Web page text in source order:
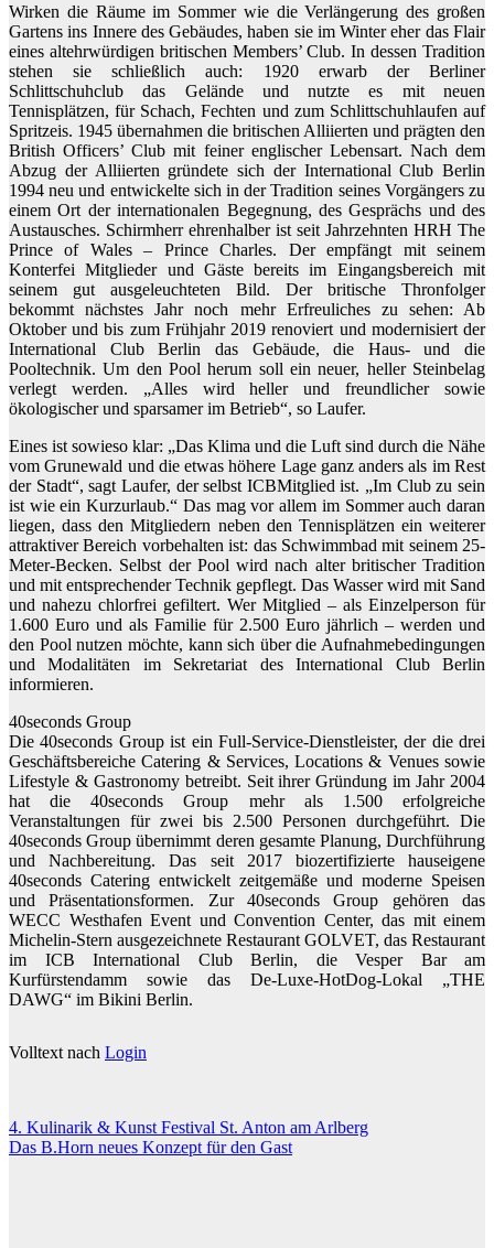
Wirken die Räume im Sommer wie die Verlängerung des großen
Gartens ins Innere des Gebäudes, haben sie im Winter eher das Flair
eines altehrwürdigen britischen Members’ Club. In dessen Tradition
stehen sie schließlich auch: 1920 erwarb der Berliner
Schlittschuhclub das Gelände und nutzte es mit neuen
Tennisplätzen, für Schach, Fechten und zum Schlittschuhlaufen auf
Spritzeis. 1945 übernahmen die britischen Alliierten und prägten den
British Officers’ Club mit feiner englischer Lebensart. Nach dem
Abzug der Alliierten gründete sich der International Club Berlin
1994 neu und entwickelte sich in der Tradition seines Vorgängers zu
einem Ort der internationalen Begegnung, des Gesprächs und des
Austausches. Schirmherr ehrenhalber ist seit Jahrzehnten HRH The
Prince of Wales – Prince Charles. Der empfängt mit seinem
Konterfei Mitglieder und Gäste bereits im Eingangsbereich mit
seinem gut ausgeleuchteten Bild. Der britische Thronfolger
bekommt nächstes Jahr noch mehr Erfreuliches zu sehen: Ab
Oktober und bis zum Frühjahr 2019 renoviert und modernisiert der
International Club Berlin das Gebäude, die Haus- und die
Pooltechnik. Um den Pool herum soll ein neuer, heller Steinbelag
verlegt werden. „Alles wird heller und freundlicher sowie
ökologischer und sparsamer im Betrieb“, so Laufer.
Eines ist sowieso klar: „Das Klima und die Luft sind durch die Nähe
vom Grunewald und die etwas höhere Lage ganz anders als im Rest
der Stadt“, sagt Laufer, der selbst ICBMitglied ist. „Im Club zu sein
ist wie ein Kurzurlaub.“ Das mag vor allem im Sommer auch daran
liegen, dass den Mitgliedern neben den Tennisplätzen ein weiterer
attraktiver Bereich vorbehalten ist: das Schwimmbad mit seinem 25-
Meter-Becken. Selbst der Pool wird nach alter britischer Tradition
und mit entsprechender Technik gepflegt. Das Wasser wird mit Sand
und nahezu chlorfrei gefiltert. Wer Mitglied – als Einzelperson für
1.600 Euro und als Familie für 2.500 Euro jährlich – werden und
den Pool nutzen möchte, kann sich über die Aufnahmebedingungen
und Modalitäten im Sekretariat des International Club Berlin
informieren.
40seconds Group
Die 40seconds Group ist ein Full-Service-Dienstleister, der die drei
Geschäftsbereiche Catering & Services, Locations & Venues sowie
Lifestyle & Gastronomy betreibt. Seit ihrer Gründung im Jahr 2004
hat die 40seconds Group mehr als 1.500 erfolgreiche
Veranstaltungen für zwei bis 2.500 Personen durchgeführt. Die
40seconds Group übernimmt deren gesamte Planung, Durchführung
und Nachbereitung. Das seit 2017 biozertifizierte hauseigene
40seconds Catering entwickelt zeitgemäße und moderne Speisen
und Präsentationsformen. Zur 40seconds Group gehören das
WECC Westhafen Event und Convention Center, das mit einem
Michelin-Stern ausgezeichnete Restaurant GOLVET, das Restaurant
im ICB International Club Berlin, die Vesper Bar am
Kurfürstendamm sowie das De-Luxe-HotDog-Lokal „THE
DAWG“ im Bikini Berlin.
Volltext nach Login
Beitragsnavigation
4. Kulinarik & Kunst Festival St. Anton am Arlberg
Das B.Horn neues Konzept für den Gast